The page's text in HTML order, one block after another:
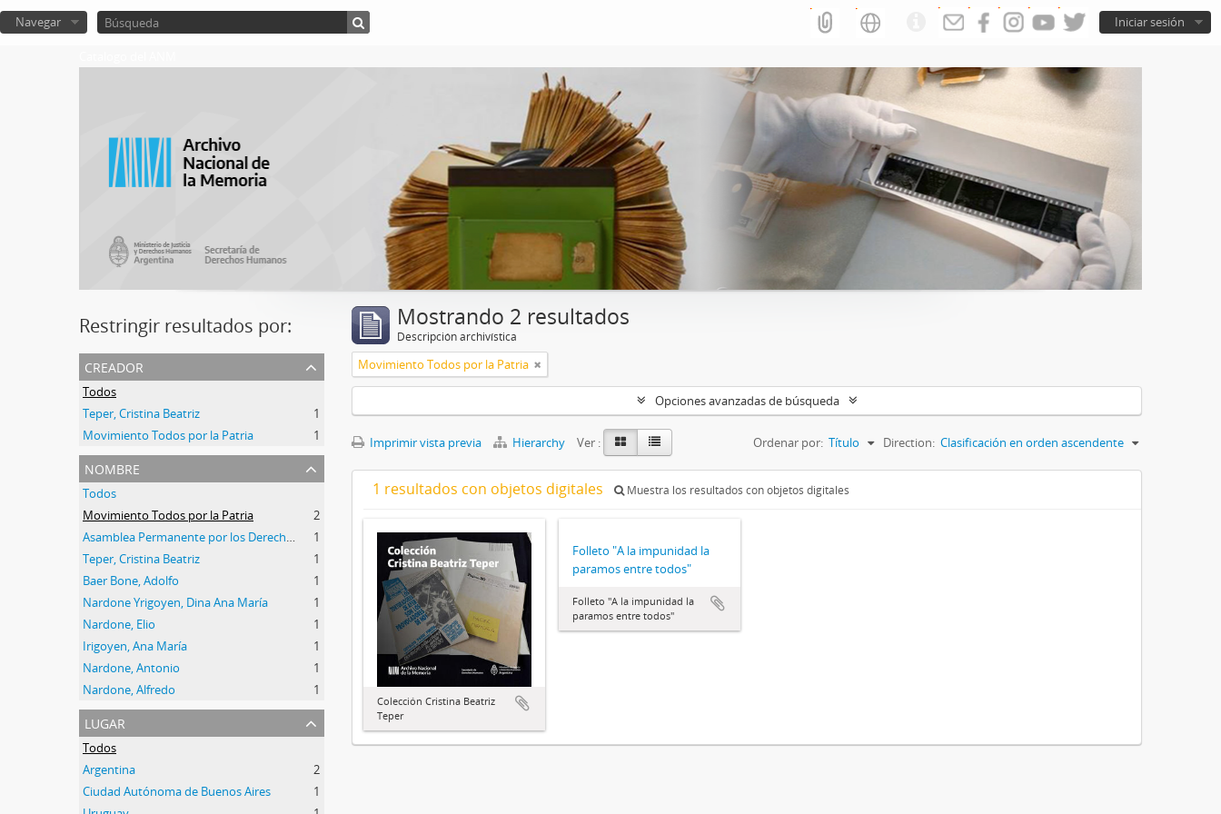
Iniciar sesión
Navegar
Restringir resultados por:
creador
Todos
Teper, Cristina Beatriz
1
Movimiento Todos por la Patria
1
nombre
Todos
Movimiento Todos por la Patria
2
1
Teper, Cristina Beatriz
1
Baer Bone, Adolfo
1
Nardone Yrigoyen, Dina Ana María
1
Nardone, Elio
1
Irigoyen, Ana María
1
Nardone, Antonio
1
Nardone, Alfredo
1
lugar
Todos
Argentina
2
Ciudad Autónoma de Buenos Aires
1
Mostrando 2 resultados
Descripción archivística
Movimiento Todos por la Patria
Opciones avanzadas de búsqueda
Imprimir vista previa Hierarchy Ver : Ordenar por: Título Direction: Clasificación en orden ascendente
1 resultados con objetos digitales Muestra los resultados con objetos digitales
Colección Cristina Beatriz
Teper
Folleto "A la impunidad la
paramos entre todos"
Folleto "A la impunidad la
paramos entre todos"